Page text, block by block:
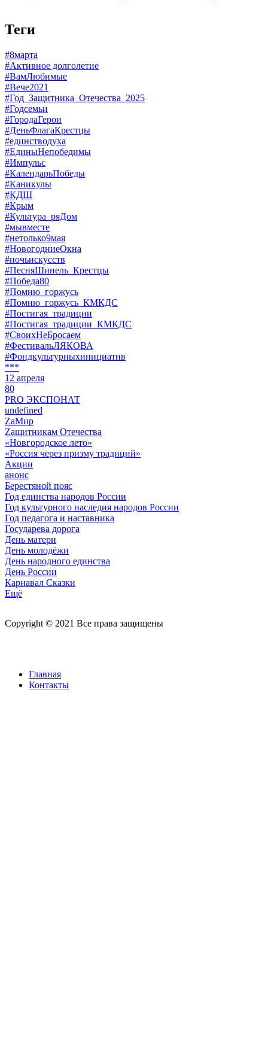
Теги
#8марта
#Активное долголетие
#ВамЛюбимые
#Вече2021
#Год_Защитника_Отечества_2025
#Годсемьи
#ГородаГерои
#ДеньФлагаКрестцы
#единстводуха
#ЕдиныНепобедимы
#Импульс
#КалендарьПобеды
#Каникулы
#КДШ
#Крым
#Культура_ряДом
#мывместе
#нетолько9мая
#НовогодниеОкна
#ночьискусств
#ПесняШинель_Крестцы
#Победа80
#Помню_горжусь
#Помню_горжусь_КМКДС
#Постигая_традиции
#Постигая_традиции_КМКДС
#СвоихНеБросаем
#ФестивальЛЯКОВА
#Фондкультурныхинициатив
***
12 апреля
80
PRO ЭКСПОНАТ
undefined
ZaМир
Zащитникам Отечества
«Новгородское лето»
«Россия через призму традиций»
Акции
анонс
Берестяной пояс
Год единства народов России
Год культурного наследия народов России
Год педагога и наставника
Государева дорога
День матери
День молодёжи
День народного единства
День России
Карнавал Сказки
Ещё
Copyright © 2021 Все права защищены
Главная
Контакты